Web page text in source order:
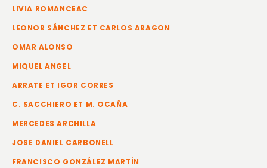
LIVIA ROMANCEAC
LEONOR SÁNCHEZ ET CARLOS ARAGON
OMAR ALONSO
MIQUEL ANGEL
ARRATE ET IGOR CORRES
C. SACCHIERO ET M. OCAÑA
MERCEDES ARCHILLA
JOSE DANIEL CARBONELL
FRANCISCO GONZÁLEZ MARTÍN